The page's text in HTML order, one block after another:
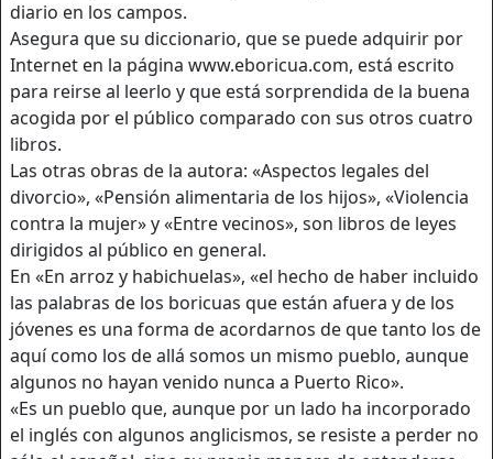
diario en los campos.
Asegura que su diccionario, que se puede adquirir por
Internet en la página www.eboricua.com, está escrito
para reirse al leerlo y que está sorprendida de la buena
acogida por el público comparado con sus otros cuatro
libros.
Las otras obras de la autora: «Aspectos legales del
divorcio», «Pensión alimentaria de los hijos», «Violencia
contra la mujer» y «Entre vecinos», son libros de leyes
dirigidos al público en general.
En «En arroz y habichuelas», «el hecho de haber incluido
las palabras de los boricuas que están afuera y de los
jóvenes es una forma de acordarnos de que tanto los de
aquí como los de allá somos un mismo pueblo, aunque
algunos no hayan venido nunca a Puerto Rico».
«Es un pueblo que, aunque por un lado ha incorporado
el inglés con algunos anglicismos, se resiste a perder no